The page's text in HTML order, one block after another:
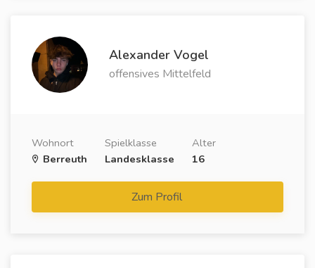
Alexander Vogel
offensives Mittelfeld
Wohnort
Berreuth
Spielklasse
Landesklasse
Alter
16
Zum Profil